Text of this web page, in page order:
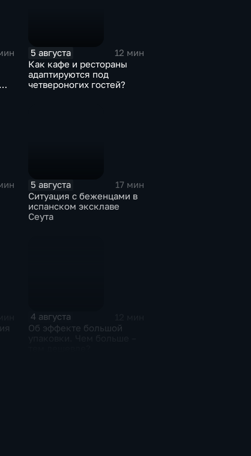
5 августа
12 мин
Как кафе и рестораны
адаптируются под
четвероногих гостей?
5 августа
17 мин
Ситуация с беженцами в
испанском эксклаве
Сеута
4 августа
Об эффекте большой